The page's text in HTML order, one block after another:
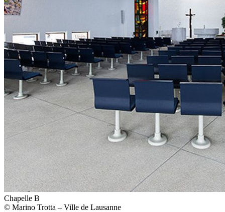
Chapelle B
© Marino Trotta – Ville de Lausanne